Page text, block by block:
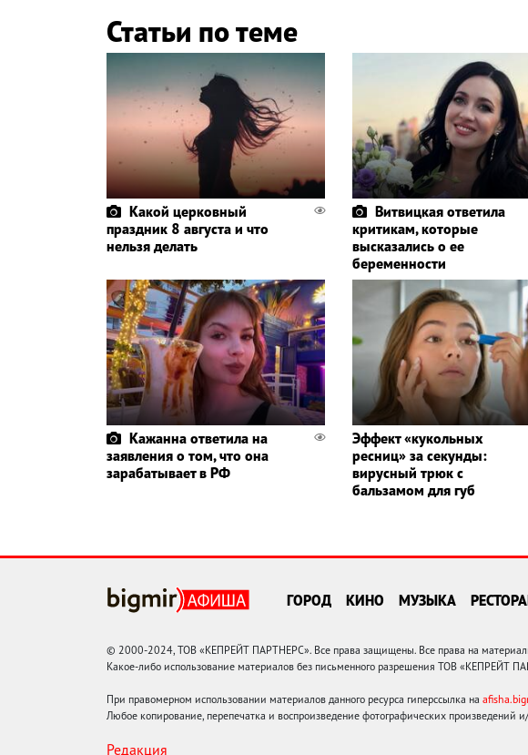
Статьи по теме
Какой церковный
праздник 8 августа и что
нельзя делать
Витвицкая ответила
критикам, которые
высказались о ее
беременности
Кажанна ответила на
заявления о том, что она
зарабатывает в РФ
Эффект «кукольных
ресниц» за секунды:
вирусный трюк с
бальзамом для губ
ГОРОД КИНО МУЗЫКА
© 2000-2024, ТОВ «КЕПРЕЙТ ПАРТНЕРС». Все права защищены. Все права на
Какое-либо использование материалов без письменного разрешения ТОВ «КЕПРЕЙТ
При правомерном использовании материалов данного ресурса гиперссылка на
Любое копирование, перепечатка и воспроизведение фотографических произведений
Редакция